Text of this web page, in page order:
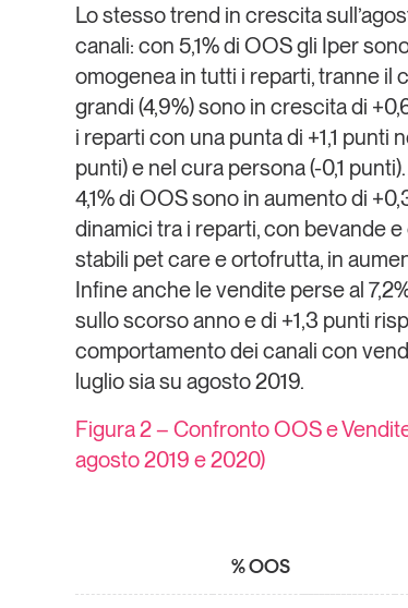
Lo stesso trend in crescita
canali: con 5,1% di OOS gli Iper
omogenea in tutti i reparti, tranne il
grandi (4,9%) sono in crescita di
i reparti con una punta di +1,1 punti
punti) e nel cura persona (-0,1
4,1% di OOS sono in aumento di
dinamici tra i reparti, con bevande
stabili pet care e ortofrutta, in
Infine anche le vendite perse al
sullo scorso anno e di +1,3 punti
comportamento dei canali con
luglio sia su agosto 2019.
Figura 2 – Confronto OOS e
agosto 2019 e 2020)
% OOS